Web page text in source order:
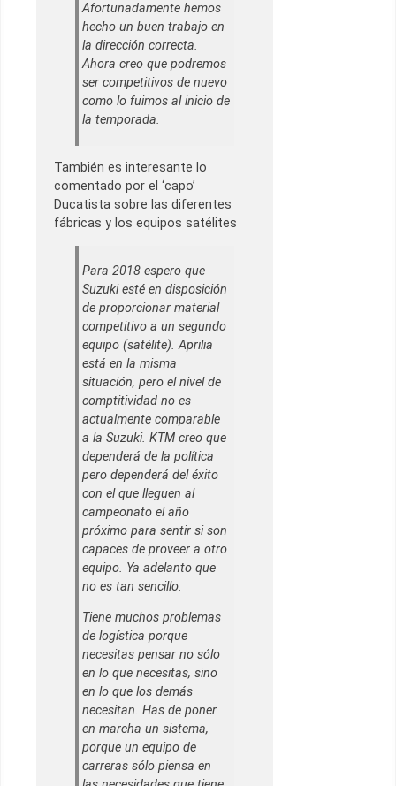
Afortunadamente hemos
hecho un buen trabajo en
la dirección correcta.
Ahora creo que podremos
ser competitivos de nuevo
como lo fuimos al inicio de
la temporada.
También es interesante lo
comentado por el ‘capo’
Ducatista sobre las diferentes
fábricas y los equipos satélites
Para 2018 espero que
Suzuki esté en disposición
de proporcionar material
competitivo a un segundo
equipo (satélite). Aprilia
está en la misma
situación, pero el nivel de
comptitividad no es
actualmente comparable
a la Suzuki. KTM creo que
dependerá de la política
pero dependerá del éxito
con el que lleguen al
campeonato el año
próximo para sentir si son
capaces de proveer a otro
equipo. Ya adelanto que
no es tan sencillo.
Tiene muchos problemas
de logística porque
necesitas pensar no sólo
en lo que necesitas, sino
en lo que los demás
necesitan. Has de poner
en marcha un sistema,
porque un equipo de
carreras sólo piensa en